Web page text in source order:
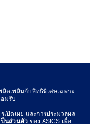
ดเพลินกับสิทธิพิเศษเฉพาะ
มรับ
เปิดเผย และการประมวลผล
ป็นส่วนตัว ของ ASICS เพื่อ